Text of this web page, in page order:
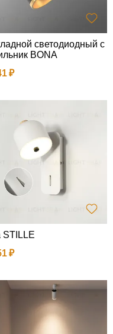
светодиодный с
BONA
STILLE